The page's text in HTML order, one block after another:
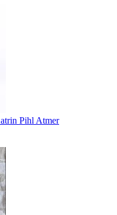
Pihl Atmer